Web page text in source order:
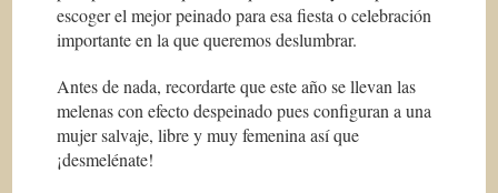
escoger el mejor peinado para esa fiesta o celebración
importante en la que queremos deslumbrar.
Antes de nada, recordarte que este año se llevan las
melenas con efecto despeinado pues configuran a una
mujer salvaje, libre y muy femenina así que
¡desmelénate!